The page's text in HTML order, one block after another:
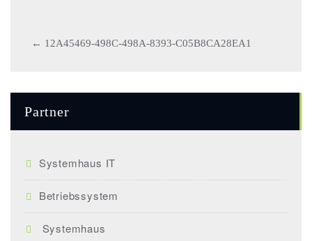
Post
← 12A45469-498C-498A-8393-C05B8CA28EA1
Partner
Systemhaus IT
Betriebssystem
Systemhaus